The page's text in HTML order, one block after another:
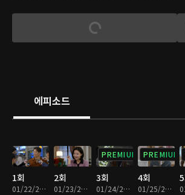
은은 자신의 불행의 원인이 언니 혜원이라 생각하
에피소드
1회
01/22/2024 • 34분
2회
01/23/2024 • 33분
PREMIUM
3회
01/24/2024 • 32분
PREMIUM
4회
01/25/2024 • 33분